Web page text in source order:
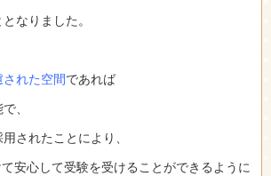
なりました。
れた空間であれば
、
されたことにより、
安心して受験を受けることができるように